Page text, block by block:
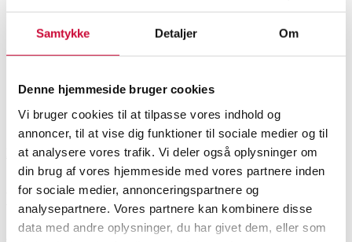
Samtykke Detaljer Om
Denne hjemmeside bruger cookies
Vi bruger cookies til at tilpasse vores indhold og
annoncer, til at vise dig funktioner til sociale medier og til
at analysere vores trafik. Vi deler også oplysninger om
din brug af vores hjemmeside med vores partnere inden
for sociale medier, annonceringspartnere og
analysepartnere. Vores partnere kan kombinere disse
data med andre oplysninger, du har givet dem, eller som
Skydevåben
Winchester 1894 kal. 30-30
SHOWROOM
København
VURDERING
DKK 12.500
VARENUMMER
6582280
Beskrivelse